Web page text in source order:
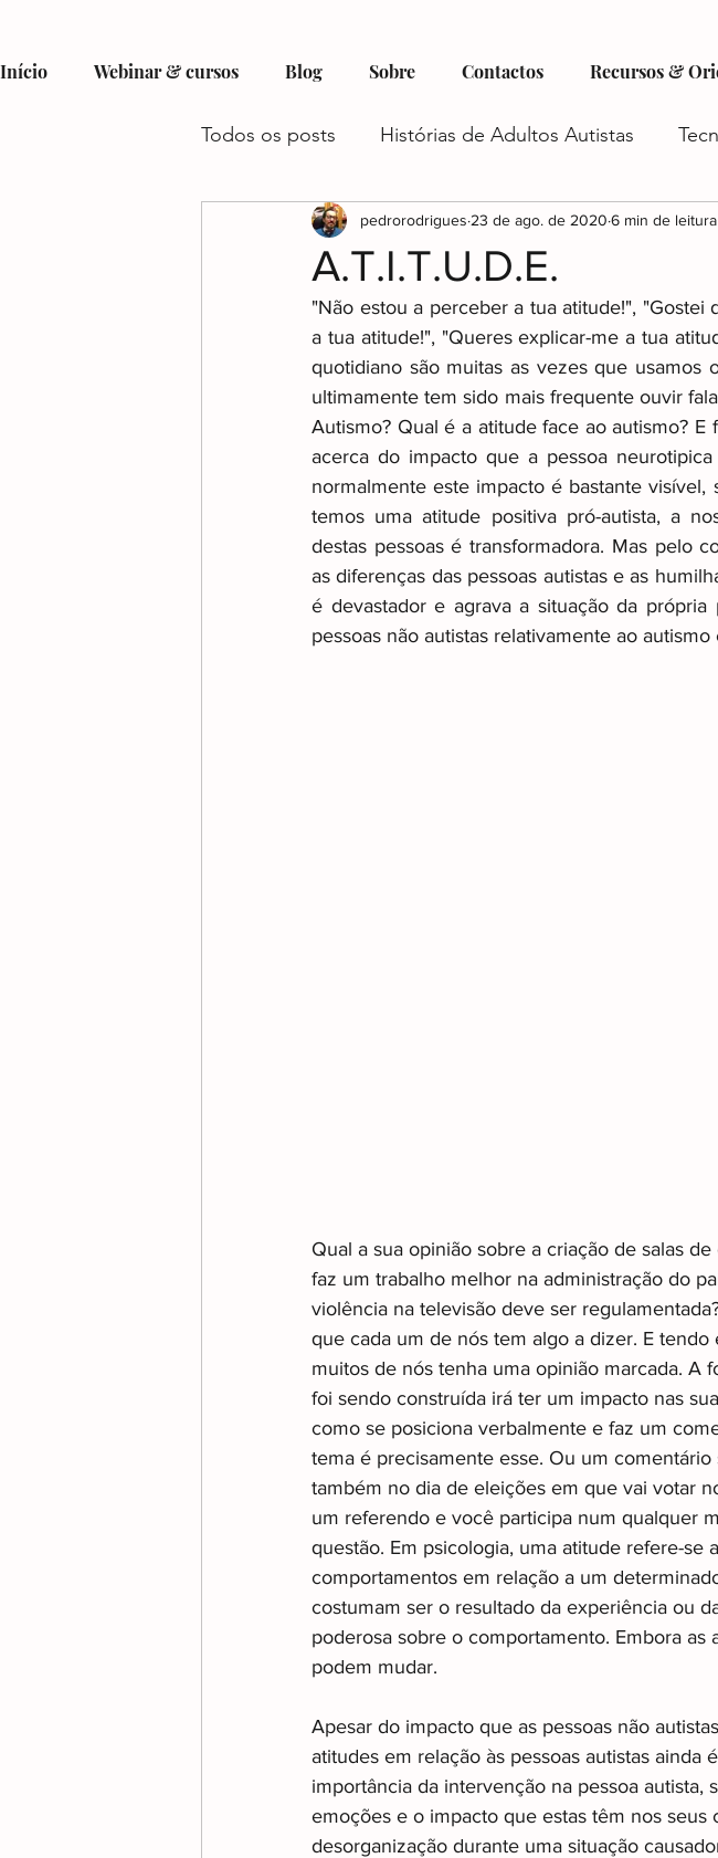
Início Webinar & cursos Blog Sobre Contactos Recursos &
Todos os posts Histórias de Adultos Autistas
Hobbies e Interesses no Autismo Criatividade e
Recursos e Suporte para Autistas Futuro do
Autismo e Condições Associadas Autismo e
Gestão do Tempo e Autismo Planejamento
Transição e Reforma no Autismo Other
A.T.I.T.U.D.E.
pedrorodrigues 23 de ago. de 2020 6 min de leitura
"Não estou a perceber a tua atitude!",
a tua atitude!", "Queres explicar-me a tua
quotidiano são muitas as vezes que usamos
ultimamente tem sido mais frequente ouvir
Autismo? Qual é a atitude face ao autismo?
acerca do impacto que a pessoa
normalmente este impacto é bastante
temos uma atitude positiva pró-autista, a
destas pessoas é transformadora. Mas pelo
as diferenças das pessoas autistas e as
é devastador e agrava a situação da
pessoas não autistas relativamente ao autismo
Qual a sua opinião sobre a criação de salas
faz um trabalho melhor na administração do
violência na televisão deve ser
que cada um de nós tem algo a dizer. E
muitos de nós tenha uma opinião marcada. A
foi sendo construída irá ter um impacto nas
como se posiciona verbalmente e faz um
tema é precisamente esse. Ou um
também no dia de eleições em que vai votar
um referendo e você participa num qualquer
questão. Em psicologia, uma atitude refere-
comportamentos em relação a um
costumam ser o resultado da experiência ou
poderosa sobre o comportamento. Embora as
podem mudar.
Apesar do impacto que as pessoas não
atitudes em relação às pessoas autistas
importância da intervenção na pessoa autista,
emoções e o impacto que estas têm nos
desorganização durante uma situação